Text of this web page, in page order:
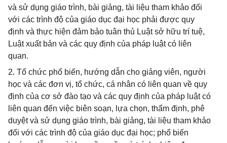
và sử dụng giáo trình, bài giảng, tài liệu tham khảo đối
với các trình độ của giáo dục đại học phải được quy
định và thực hiện đảm bảo tuân thủ Luật sở hữu trí tuệ,
Luật xuất bản và các quy định của pháp luật có liên
quan.
2. Tổ chức phổ biến, hướng dẫn cho giảng viên, người
học và các đơn vị, tổ chức, cá nhân có liên quan về quy
định của cơ sở đào tạo và các quy định của pháp luật có
liên quan đến việc biên soạn, lựa chọn, thẩm định, phê
duyệt và sử dụng giáo trình, bài giảng, tài liệu tham khảo
đối với các trình độ của giáo dục đại học; phổ biến